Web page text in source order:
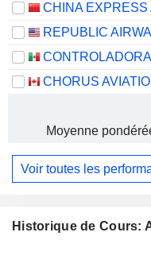
CHORUS
Moyenne
Voir toutes les
Historique de Cours: